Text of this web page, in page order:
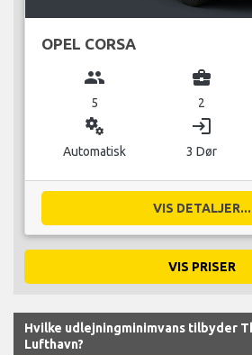
OPEL CORSA
group
5
business_center
2
miscellaneous_services
Automatisk
login
3 Dør
VIS DETALJER...
VIS PRISER
Hvilke udlejningminimvans tilbyder
Lufthavn?